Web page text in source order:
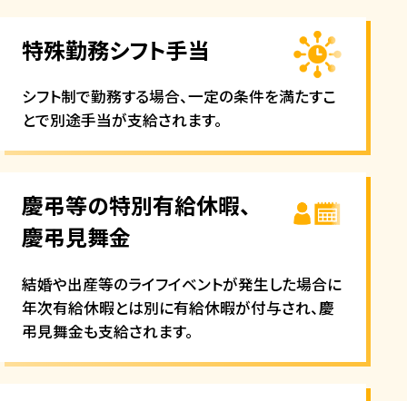
特殊勤務シフト手当
シフト制で勤務する場合、一定の条件を満たすこ
とで別途手当が支給されます。
慶弔等の特別有給休暇、
慶弔見舞金
結婚や出産等のライフイベントが発生した場合に
年次有給休暇とは別に有給休暇が付与され、慶
弔見舞金も支給されます。